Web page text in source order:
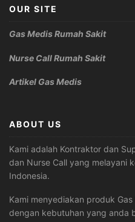
OUR SITE
Gas Medis Rumah Sakit
Nurse Call Rumah Sakit
Artikel Gas Medis
ABOUT US
Kami adalah Kontraktor dan
dan Nurse Call yang melayani
Indonesia.
Kami menyediakan produk
dengan kebutuhan yang anda